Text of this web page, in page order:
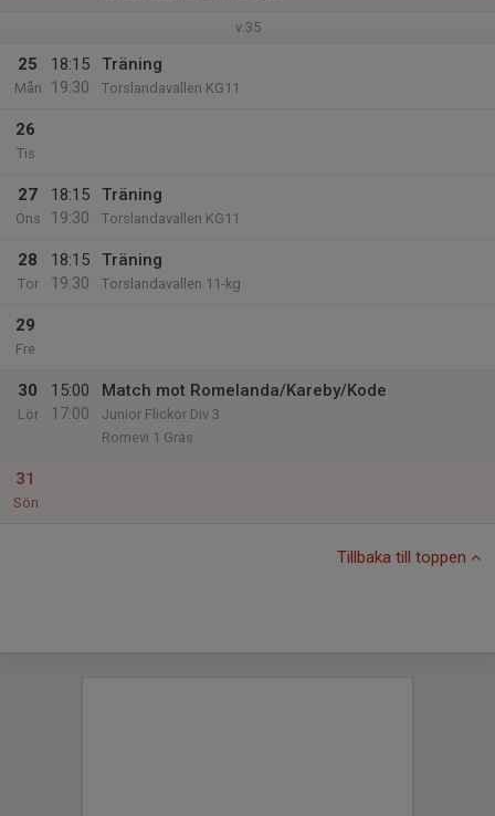
v.35
25
Mån
18:15
19:30
Träning
Torslandavallen KG11
26
Tis
27
Ons
18:15
19:30
Träning
Torslandavallen KG11
28
Tor
18:15
19:30
Träning
Torslandavallen 11-kg
29
Fre
30
Lör
15:00
17:00
Match mot Romelanda/Kareby/Kode
Junior Flickor Div 3
Romevi 1 Gräs
31
Sön
Tillbaka till toppen